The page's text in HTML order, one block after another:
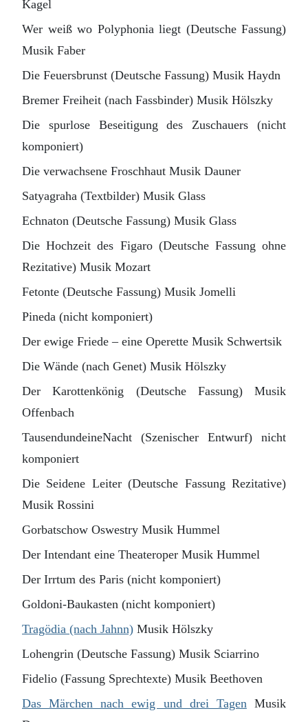
Kagel
Wer weiß wo Polyphonia liegt (Deutsche Fassung)
Musik Faber
Die Feuersbrunst (Deutsche Fassung) Musik Haydn
Bremer Freiheit (nach Fassbinder) Musik Hölszky
Die spurlose Beseitigung des Zuschauers (nicht
komponiert)
Die verwachsene Froschhaut Musik Dauner
Satyagraha (Textbilder) Musik Glass
Echnaton (Deutsche Fassung) Musik Glass
Die Hochzeit des Figaro (Deutsche Fassung ohne
Rezitative) Musik Mozart
Fetonte (Deutsche Fassung) Musik Jomelli
Pineda (nicht komponiert)
Der ewige Friede – eine Operette Musik Schwertsik
Die Wände (nach Genet) Musik Hölszky
Der Karottenkönig (Deutsche Fassung) Musik
Offenbach
TausendundeineNacht (Szenischer Entwurf) nicht
komponiert
Die Seidene Leiter (Deutsche Fassung Rezitative)
Musik Rossini
Gorbatschow Oswestry Musik Hummel
Der Intendant eine Theateroper Musik Hummel
Der Irrtum des Paris (nicht komponiert)
Goldoni-Baukasten (nicht komponiert)
Tragödia (nach Jahnn) Musik Hölszky
Lohengrin (Deutsche Fassung) Musik Sciarrino
Fidelio (Fassung Sprechtexte) Musik Beethoven
Das Märchen nach ewig und drei Tagen Musik